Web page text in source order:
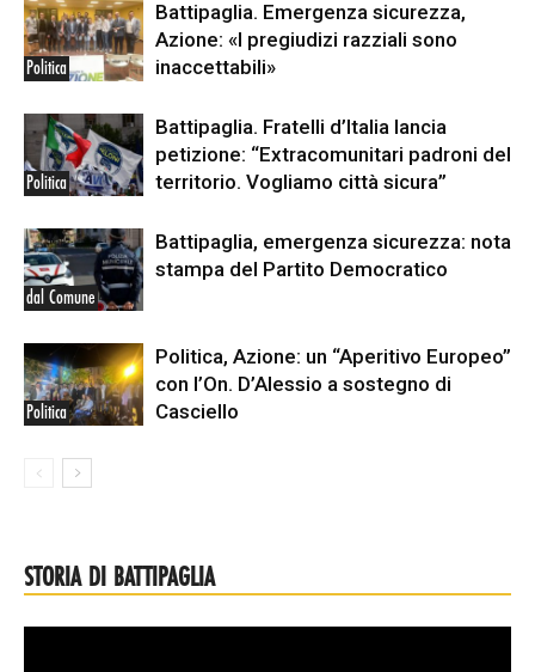
Politica
Battipaglia. Emergenza sicurezza,
Azione: «I pregiudizi razziali sono
inaccettabili»
Politica
Battipaglia. Fratelli d’Italia lancia
petizione: “Extracomunitari padroni del
territorio. Vogliamo città sicura”
dal Comune
Battipaglia, emergenza sicurezza: nota
stampa del Partito Democratico
Politica
Politica, Azione: un “Aperitivo Europeo”
con l’On. D’Alessio a sostegno di
Casciello
STORIA DI BATTIPAGLIA